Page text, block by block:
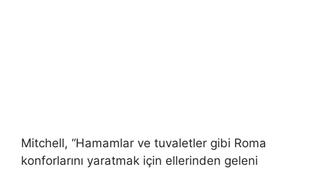
Mitchell, “Hamamlar ve tuvaletler gibi Roma
konforlarını yaratmak için ellerinden geleni